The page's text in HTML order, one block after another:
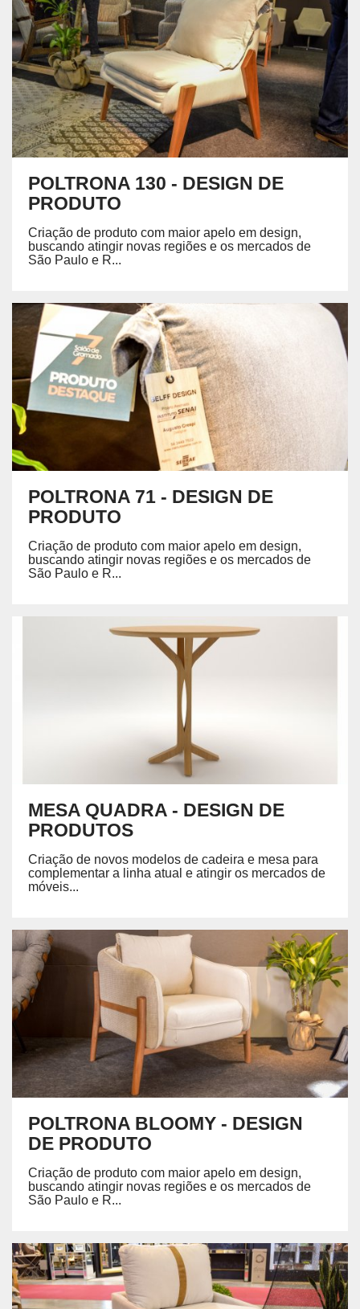
POLTRONA 130 - DESIGN DE
PRODUTO
Criação de produto com maior apelo em design,
buscando atingir novas regiões e os mercados de
São Paulo e R...
POLTRONA 71 - DESIGN DE
PRODUTO
Criação de produto com maior apelo em design,
buscando atingir novas regiões e os mercados de
São Paulo e R...
MESA QUADRA - DESIGN DE
PRODUTOS
Criação de novos modelos de cadeira e mesa para
complementar a linha atual e atingir os mercados de
móveis...
POLTRONA BLOOMY - DESIGN
DE PRODUTO
Criação de produto com maior apelo em design,
buscando atingir novas regiões e os mercados de
São Paulo e R...